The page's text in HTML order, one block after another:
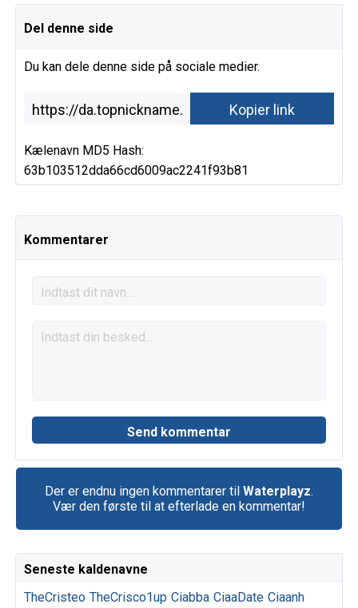
Del denne side
Du kan dele denne side på sociale medier.
Kælenavn MD5 Hash:
63b103512dda66cd6009ac2241f93b81
Kommentarer
Der er endnu ingen kommentarer til Waterplayz.
Vær den første til at efterlade en kommentar!
Seneste kaldenavne
TheCristeo TheCrisco1up Ciabba CiaaDate Ciaanh